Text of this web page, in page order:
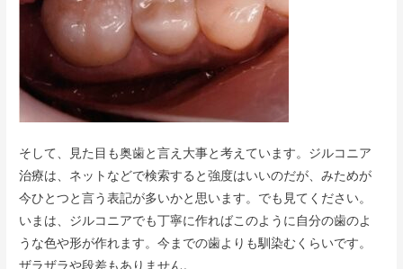
そして、見た目も奥歯と言え大事と考えています。ジルコニア
治療は、ネットなどで検索すると強度はいいのだが、みためが
今ひとつと言う表記が多いかと思います。でも見てください。
いまは、ジルコニアでも丁寧に作ればこのように自分の歯のよ
うな色や形が作れます。今までの歯よりも馴染むくらいです。
ザラザラや段差もありません。